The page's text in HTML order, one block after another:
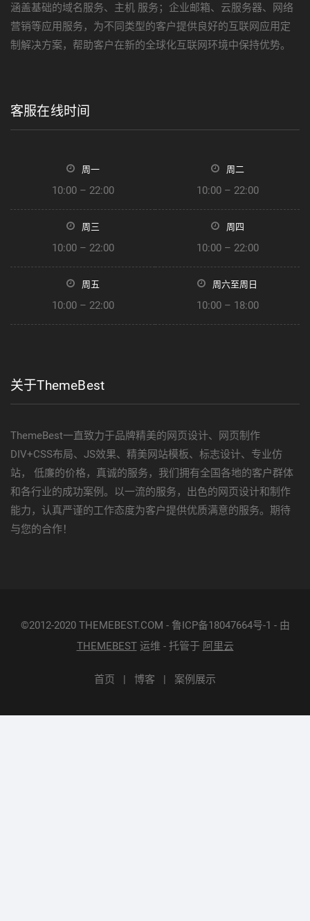
涵盖基础的域名服务、主机 服务；企业邮箱、云服务器、网络
营销等应用服务，为不同类型的客户提供良好的互联网应用定
制解决方案，帮助客户在新的全球化互联网环境中保持优势。
客服在线时间
周一
10:00 – 22:00
周二
10:00 – 22:00
周三
10:00 – 22:00
周四
10:00 – 22:00
周五
10:00 – 22:00
周六至周日
10:00 – 18:00
关于ThemeBest
ThemeBest一直致力于品牌精美的网页设计、网页制作
DIV+CSS布局、JS效果、精美网站模板、标志设计、专业仿
站， 低廉的价格，真诚的服务，我们拥有全国各地的客户群体
和各行业的成功案例。以一流的服务，出色的网页设计和制作
能力，认真严谨的工作态度为客户提供优质满意的服务。期待
与您的合作！
©2012-2020 THEMEBEST.COM - 鲁ICP备18047664号-1 - 由
THEMEBEST运维 - 托管于 阿里云
首页 博客 案例展示